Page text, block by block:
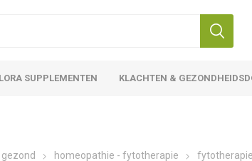
SUPPLEMENTEN KLACHTEN &
gezond homeopathie - fytotherapie
fytotherapie